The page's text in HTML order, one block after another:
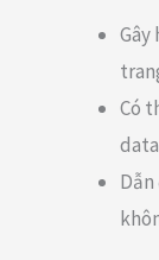
Gây
Có